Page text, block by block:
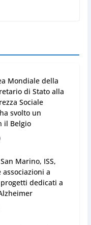
Mondiale della
di Stato alla
Sociale
svolto un
il Belgio
Marino, ISS,
a
dedicati a